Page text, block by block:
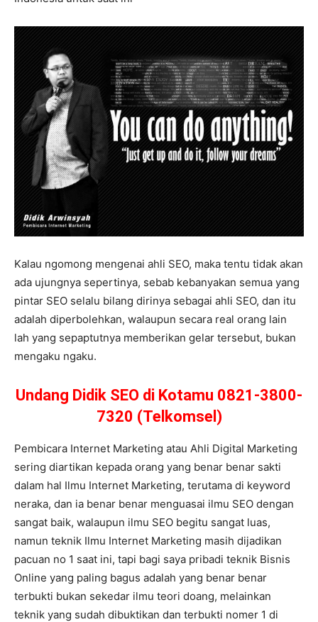
Kalau ngomong mengenai ahli SEO, maka tentu tidak akan
ada ujungnya sepertinya, sebab kebanyakan semua yang
pintar SEO selalu bilang dirinya sebagai ahli SEO, dan itu
adalah diperbolehkan, walaupun secara real orang lain
lah yang sepaptutnya memberikan gelar tersebut, bukan
mengaku ngaku.
Undang Didik SEO di Kotamu 0821-3800-
7320 (Telkomsel)
Pembicara Internet Marketing atau Ahli Digital Marketing
sering diartikan kepada orang yang benar benar sakti
dalam hal Ilmu Internet Marketing, terutama di keyword
neraka, dan ia benar benar menguasai ilmu SEO dengan
sangat baik, walaupun ilmu SEO begitu sangat luas,
namun teknik Ilmu Internet Marketing masih dijadikan
pacuan no 1 saat ini, tapi bagi saya pribadi teknik Bisnis
Online yang paling bagus adalah yang benar benar
terbukti bukan sekedar ilmu teori doang, melainkan
teknik yang sudah dibuktikan dan terbukti nomer 1 di